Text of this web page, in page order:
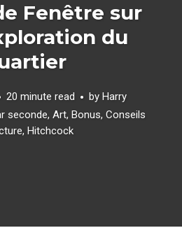
Fenêtre sur
du
20 minute read by Harry
seconde, Art, Bonus, Conseils
, Hitchcock